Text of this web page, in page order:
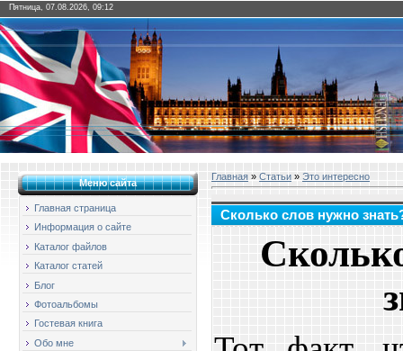
Пятница, 07.08.2026, 09:12
Меню сайта
Главная страница
Информация о сайте
Каталог файлов
Каталог статей
Блог
Фотоальбомы
Гостевая книга
Обо мне
Главная » Статьи » Это интересно
Сколько слов нужно